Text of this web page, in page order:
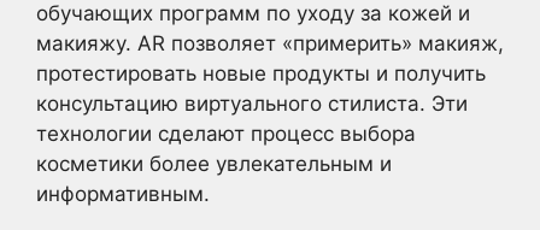
обучающих программ по уходу за кожей и
макияжу. AR позволяет «примерить» макияж,
протестировать новые продукты и получить
консультацию виртуального стилиста. Эти
технологии сделают процесс выбора
косметики более увлекательным и
информативным.